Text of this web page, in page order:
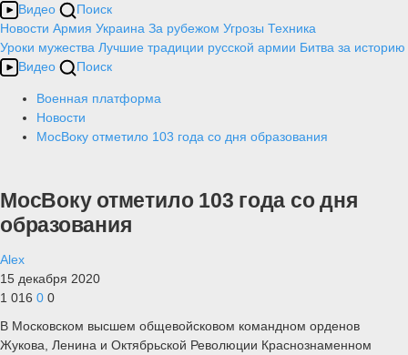
Видео
Поиск
Новости Армия Украина За рубежом Угрозы Техника
Уроки мужества Лучшие традиции русской армии Битва за историю
Видео
Поиск
Военная платформа
Новости
МосВоку отметило 103 года со дня образования
МосВоку отметило 103 года со дня
образования
Alex
15 декабря 2020
1 016 0 0
В Московском высшем общевойсковом командном орденов
Жукова, Ленина и Октябрьской Революции Краснознаменном